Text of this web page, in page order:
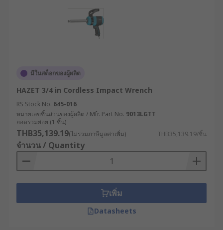
มีในสต็อกของผู้ผลิต
HAZET 3/4 in Cordless Impact Wrench
RS Stock No. 645-016
หมายเลขชิ้นส่วนของผู้ผลิต / Mfr. Part No. 9013LGTT
ยอดรวมย่อย (1 ชิ้น)
THB35,139.19(ไม่รวมภาษีมูลค่าเพิ่ม) THB35,139.19/ชิ้น
จำนวน / Quantity
เพิ่ม
Datasheets